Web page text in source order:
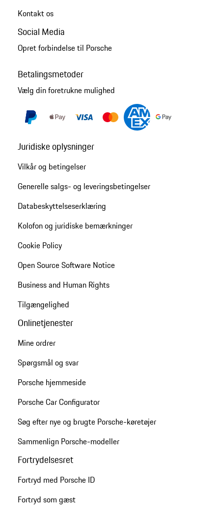
Kontakt os
Social Media
Opret forbindelse til Porsche
Betalingsmetoder
Vælg din foretrukne mulighed
Juridiske oplysninger
Vilkår og betingelser
Generelle salgs- og leveringsbetingelser
Databeskyttelseserklæring
Kolofon og juridiske bemærkninger
Cookie Policy
Open Source Software Notice
Business and Human Rights
Tilgængelighed
Onlinetjenester
Mine ordrer
Spørgsmål og svar
Porsche hjemmeside
Porsche Car Configurator
Søg efter nye og brugte Porsche-køretøjer
Sammenlign Porsche-modeller
Fortrydelsesret
Fortryd med Porsche ID
Fortryd som gæst